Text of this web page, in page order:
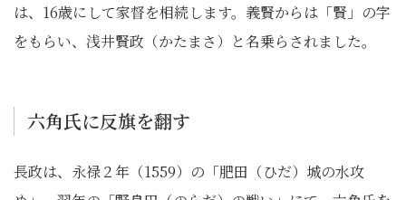
は、16歳にして家督を相続します。義賢からは「賢」の字
をもらい、浅井賢政（かたまさ）と名乗らされました。
六角氏に反旗を翻す
長政は、永禄２年（1559）の「肥田（ひだ）城の水攻